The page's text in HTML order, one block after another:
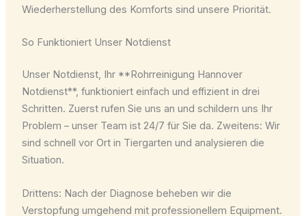
Wiederherstellung des Komforts sind unsere Priorität.
So Funktioniert Unser Notdienst
Unser Notdienst, Ihr **Rohrreinigung Hannover
Notdienst**, funktioniert einfach und effizient in drei
Schritten. Zuerst rufen Sie uns an und schildern uns Ihr
Problem – unser Team ist 24/7 für Sie da. Zweitens: Wir
sind schnell vor Ort in Tiergarten und analysieren die
Situation.
Drittens: Nach der Diagnose beheben wir die
Verstopfung umgehend mit professionellem Equipment.